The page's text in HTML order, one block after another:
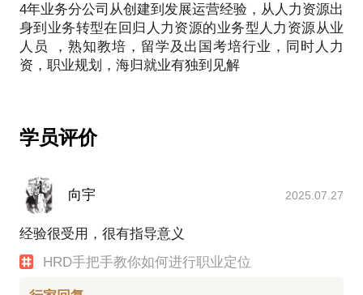
4年业务分公司从创建到发展运营经验，从人力资源出
身到业务转型在回归人力资源的业务型人力资源从业
人员 ，熟知教培，留学及出国考培行业，同时人力
资，职业规划，海归就业有独到见解
学员评价
向宇 2025.07.27
经验很受用，很有指导意义
HRD手把手教你如何进行职业定位